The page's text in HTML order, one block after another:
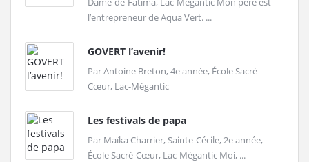
l’entrepreneur de Aqua Vert. ...
GOVERT l’avenir!
Par Antoine Breton, 4e année, École Sacré-
Cœur, Lac-Mégantic
Les festivals de papa
Par Maïka Charrier, Sainte-Cécile, 2e année,
École Sacré-Cœur, Lac-Mégantic Moi, ...